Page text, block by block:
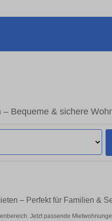
Bequeme & sichere
– Perfekt für Familien &
Jetzt passende